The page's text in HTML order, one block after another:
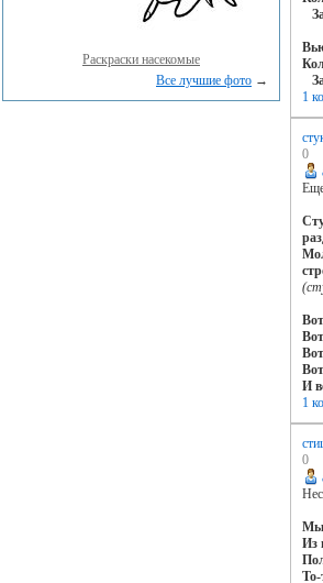
Раскраски насекомые
Все лучшие фото →
1
0
И
1
0
Мы
Из
То-